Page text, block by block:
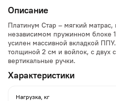
Описание
Платинум Стар – мягкий
независимом пружинном блоке
усилен массивной вкладкой
толщиной 2 см и войлок, с двух
вертикальные ручки.
Характеристики
Нагрузка, кг